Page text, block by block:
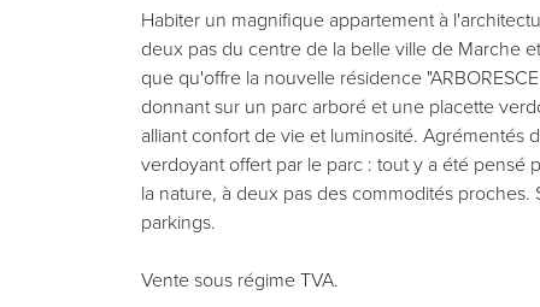
Habiter un magnifique appartement à
deux pas du centre de la belle ville de Marche
que qu'offre la nouvelle résidence
donnant sur un parc arboré et une placette
alliant confort de vie et luminosité. Agrémentés
verdoyant offert par le parc : tout y a été
la nature, à deux pas des commodités
parkings.
Vente sous régime TVA.